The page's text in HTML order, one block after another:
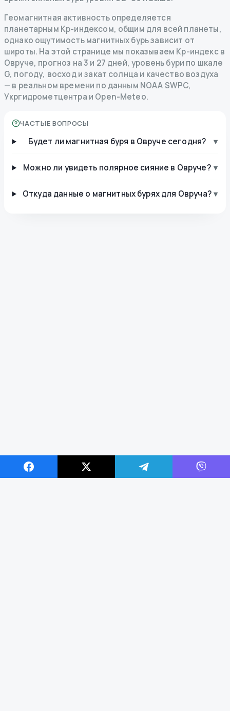
Геомагнитная активность определяется
планетарным Kp-индексом, общим для всей планеты,
однако ощутимость магнитных бурь зависит от
широты. На этой странице мы показываем Kp-индекс в
Овруче, прогноз на 3 и 27 дней, уровень бури по шкале
G, погоду, восход и закат солнца и качество воздуха
— в реальном времени по данным NOAA SWPC,
Укргидрометцентра и Open-Meteo.
ЧАСТЫЕ ВОПРОСЫ
Будет ли магнитная буря в Овруче сегодня? ▾
Можно ли увидеть полярное сияние в Овруче? ▾
Откуда данные о магнитных бурях для Овруча? ▾